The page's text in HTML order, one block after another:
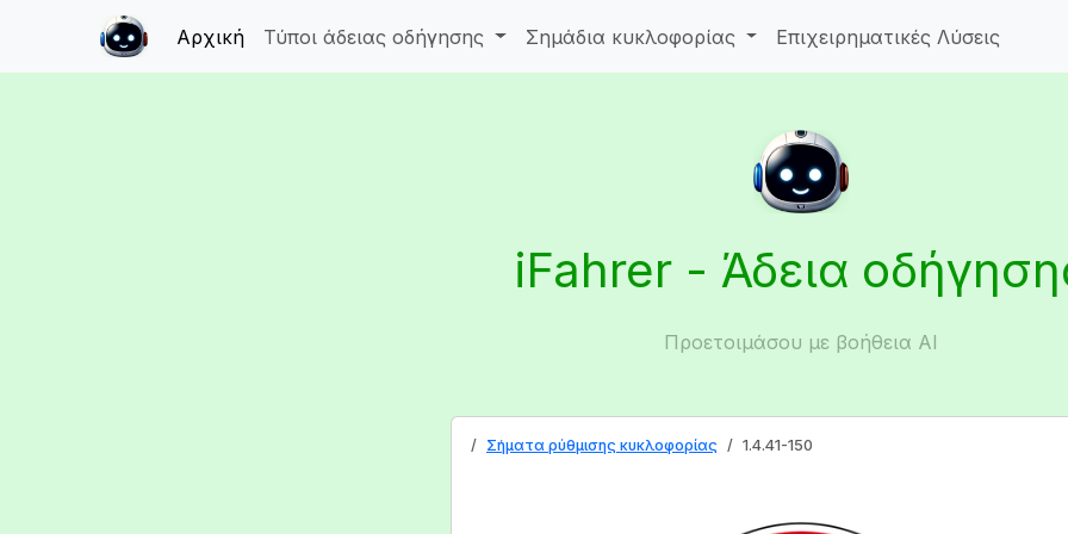
Αρχική Τύποι άδειας οδήγησης Σημάδια κυκλοφορίας Επιχειρηματικές Λύσεις
iFahrer - Άδεια
Προετοιμάσου με βοήθεια AI
Σήματα ρύθμισης κυκλοφορίας 1.4.41-150